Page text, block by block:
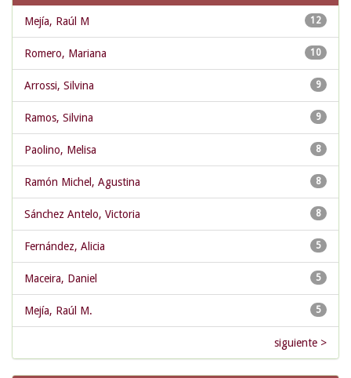
12
Mejía, Raúl M
10
Romero, Mariana
9
Arrossi, Silvina
9
Ramos, Silvina
8
Paolino, Melisa
8
Ramón Michel, Agustina
8
Sánchez Antelo, Victoria
5
Fernández, Alicia
5
Maceira, Daniel
5
Mejía, Raúl M.
siguiente >